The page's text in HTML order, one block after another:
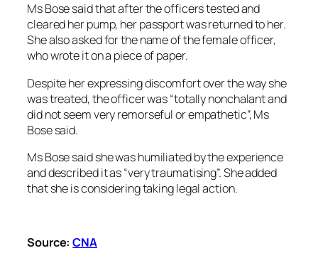
Ms Bose said that after the officers tested and
cleared her pump, her passport was returned to her.
She also asked for the name of the female officer,
who wrote it on a piece of paper.
Despite her expressing discomfort over the way she
was treated, the officer was “totally nonchalant and
did not seem very remorseful or empathetic”, Ms
Bose said.
Ms Bose said she was humiliated by the experience
and described it as “very traumatising”. She added
that she is considering taking legal action.
Source:CNA